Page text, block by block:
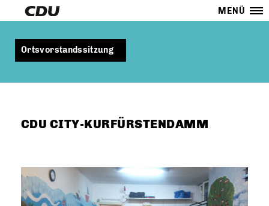
MENÜ
Ortsvorstandssitzung
CDU CITY-KURFÜRSTENDAMM